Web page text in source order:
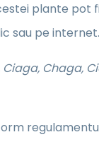
plante pot
sau pe internet.
Chaga,